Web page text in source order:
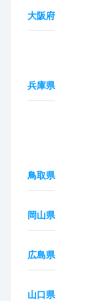
大阪府
兵庫県
鳥取県
岡山県
広島県
山口県